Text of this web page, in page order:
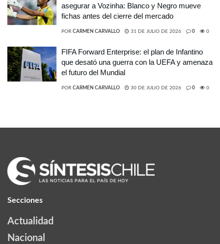
asegurar a Vozinha: Blanco y Negro mueve
fichas antes del cierre del mercado
POR CARMEN CARVALLO 31 DE JULIO DE 2026 0 0
FIFA Forward Enterprise: el plan de Infantino
que desató una guerra con la UEFA y amenaza
el futuro del Mundial
POR CARMEN CARVALLO 30 DE JULIO DE 2026 0 0
Secciones
Actualidad
Nacional